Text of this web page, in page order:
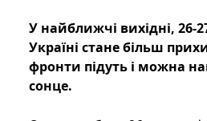
У найближчі вихідні, 26-
Україні стане більш
фронти підуть і можна
сонце.